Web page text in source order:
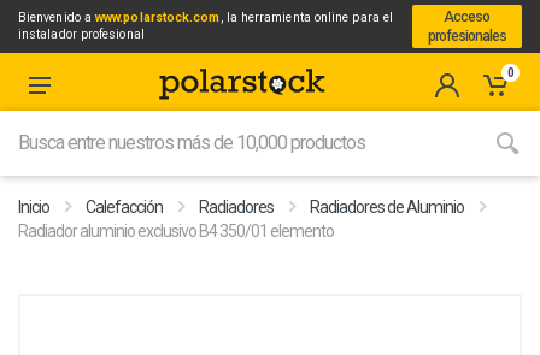
Bienvenido awww.polarstock.com, la herramienta online para el
instalador profesional
Acceso
profesionales
0
Inicio Calefacción Radiadores
Radiadores de Aluminio
Radiador aluminio exclusivo B4 350/01 elemento